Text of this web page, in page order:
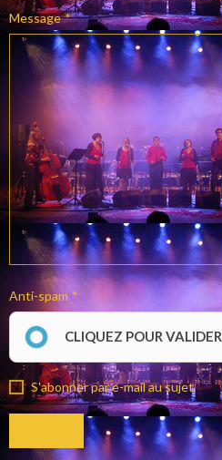
Message
Anti-spam
CLIQUEZ POUR VALIDER
S'abonner par e-mail au sujet